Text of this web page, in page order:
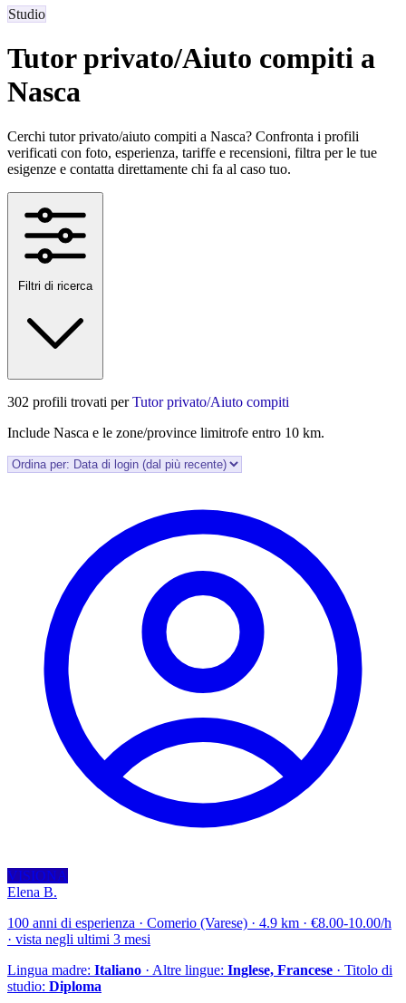
Studio
Tutor privato/Aiuto compiti a
Nasca
Cerchi tutor privato/aiuto compiti a Nasca? Confronta i profili
verificati con foto, esperienza, tariffe e recensioni, filtra per le tue
esigenze e contatta direttamente chi fa al caso tuo.
Filtri di ricerca
302 profili trovati perTutor privato/Aiuto compiti
Include Nasca e le zone/province limitrofe entro 10 km.
VISIONA
Elena B.
100 anni di esperienza · Comerio (Varese) · 4.9 km · €8.00-10.00/h
· vista negli ultimi 3 mesi
Lingua madre: Italiano · Altre lingue: Inglese, Francese · Titolo di
studio: Diploma